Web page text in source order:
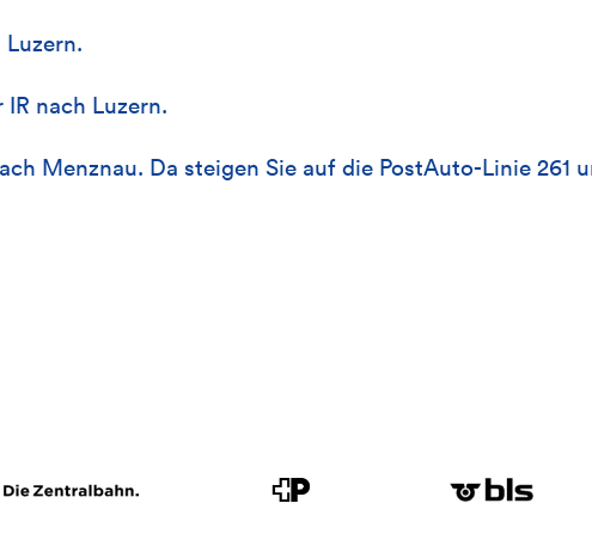
Luzern.
nach Luzern.
Menznau. Da steigen Sie auf die PostAuto-Linie 261